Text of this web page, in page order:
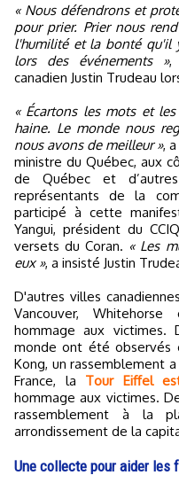
« Nous défendrons et
pour prier. Prier nous
l'humilité et la bonté qu'il
lors des événements »,
canadien Justin Trudeau
« Écartons les mots et
haine. Le monde nous
nous avons de meilleur »,
ministre du Québec, aux
de Québec et
représentants de la
participé à cette
Yangui, président du
versets du Coran. « Les
eux », a insisté Justin
D'autres villes
Vancouver,
hommage aux victimes.
monde ont été observés
Kong, un rassemblement
France, la Tour Eiffel
hommage aux victimes.
rassemblement à la
arrondissement de la
Une collecte pour aider les